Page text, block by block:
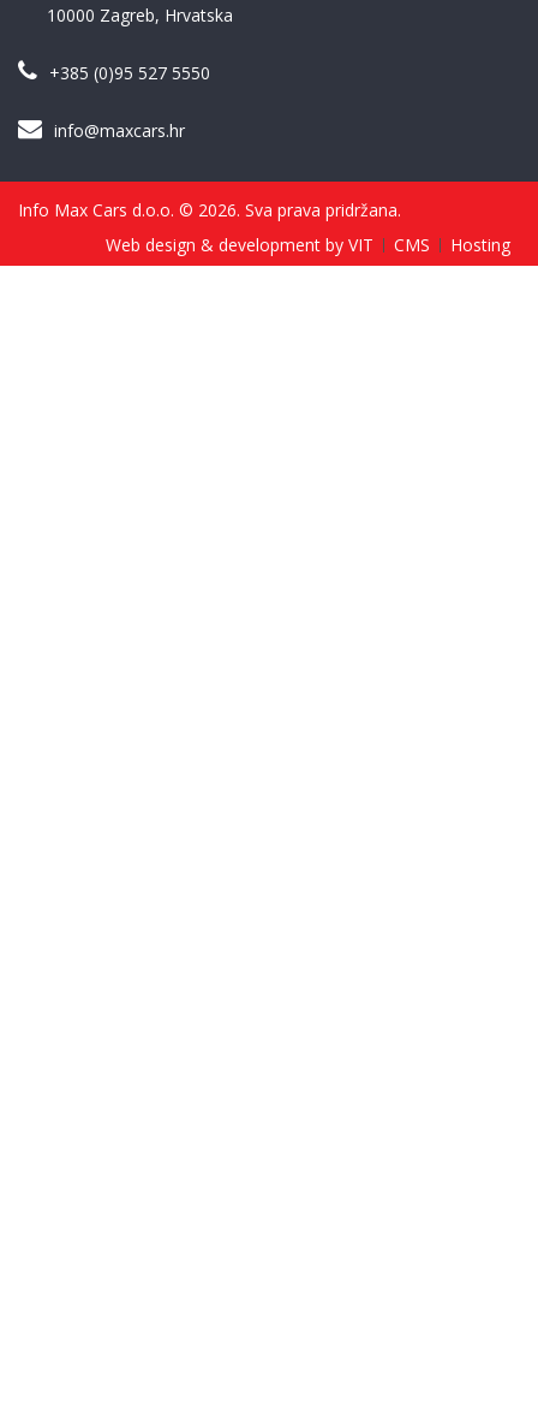
10000 Zagreb, Hrvatska
+385 (0)95 527 5550
info@maxcars.hr
Info Max Cars d.o.o. © 2026. Sva prava pridržana.
Web design & development by VIT
CMS Hosting